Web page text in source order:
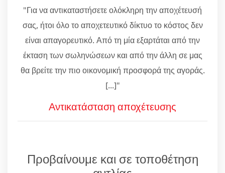
"Για να αντικαταστήσετε ολόκληρη την αποχέτευσή
σας, ήτοι όλο το αποχετευτικό δίκτυο το κόστος δεν
είναι απαγορευτικό. Από τη μία εξαρτάται από την
έκταση των σωληνώσεων και από την άλλη σε μας
θα βρείτε την πιο οικονομική προσφορά της αγοράς.
[...]"
Αντικατάσταση αποχέτευσης
Προβαίνουμε και σε τοποθέτηση